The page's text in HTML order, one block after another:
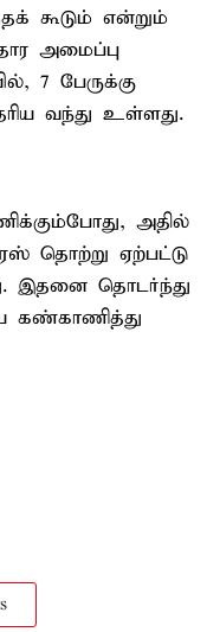
கூடும் என்றும்
அமைப்பு
7 பேருக்கு
வந்து உள்ளது.
அதில்
தொற்று ஏற்பட்டு
இதனை தொடர்ந்து
கண்காணித்து